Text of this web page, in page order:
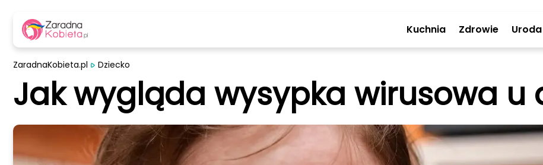
Kuchnia Zdrowie Uroda
ZaradnaKobieta.pl Dziecko
Jak wygląda wysypka wirusowa u